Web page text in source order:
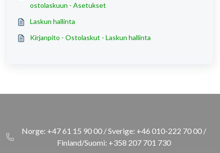
ostolaskuun - Asetukset
Laskun hallinta
Kirjanpito - Ostolaskut - Laskun hallinta
Norge: +47 61 15 90 00 / Sverige: +46 010-222 70 00 /
Finland/Suomi: +358 207 701 730